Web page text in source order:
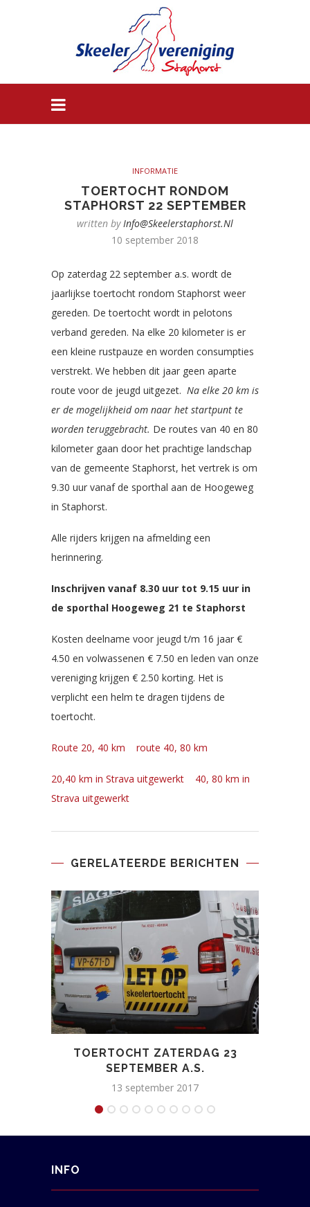
INFORMATIE
TOERTOCHT RONDOM
STAPHORST 22 SEPTEMBER
written byInfo@skeelerstaphorst.nl
10 september 2018
Op zaterdag 22 september a.s. wordt de
jaarlijkse toertocht rondom Staphorst weer
gereden. De toertocht wordt in pelotons
verband gereden. Na elke 20 kilometer is er
een kleine rustpauze en worden consumpties
verstrekt. We hebben dit jaar geen aparte
route voor de jeugd uitgezet. Na elke 20 km is
er de mogelijkheid om naar het startpunt te
worden teruggebracht. De routes van 40 en 80
kilometer gaan door het prachtige landschap
van de gemeente Staphorst, het vertrek is om
9.30 uur vanaf de sporthal aan de Hoogeweg
in Staphorst.
Alle rijders krijgen na afmelding een
herinnering.
Inschrijven vanaf 8.30 uur tot 9.15 uur in
de sporthal Hoogeweg 21 te Staphorst
Kosten deelname voor jeugd t/m 16 jaar €
4.50 en volwassenen € 7.50 en leden van onze
vereniging krijgen € 2.50 korting. Het is
verplicht een helm te dragen tijdens de
toertocht.
Route 20, 40 km route 40, 80 km
20,40 km in Strava uitgewerkt
40, 80 km in
Strava uitgewerkt
GERELATEERDE BERICHTEN
TOERTOCHT ZATERDAG 23
SEPTEMBER A.S.
13 september 2017
INFO